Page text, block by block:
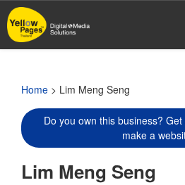
Skip
to
main
Home > Lim Meng Seng
Do you own this business?
make a
Lim Meng Seng